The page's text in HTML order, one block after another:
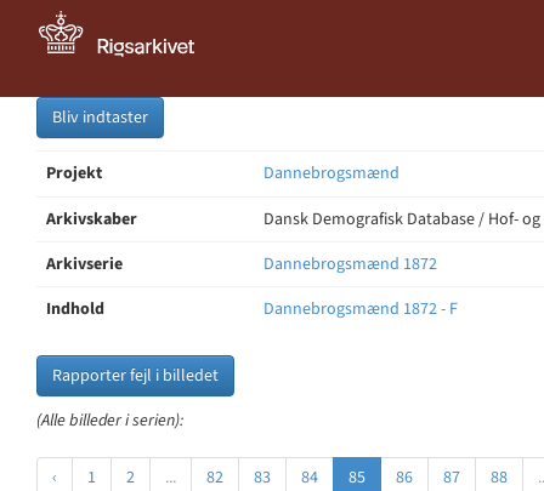
Bliv indtaster
Projekt
Dannebrogsmænd
Arkivskaber
Dansk Demografisk Database / Hof-
Arkivserie
Dannebrogsmænd 1872
Indhold
Dannebrogsmænd 1872 - F
Rapporter fejl i billedet
(Alle billeder i serien):
‹ 1 2 ... 82 83 84 85 86 87 88